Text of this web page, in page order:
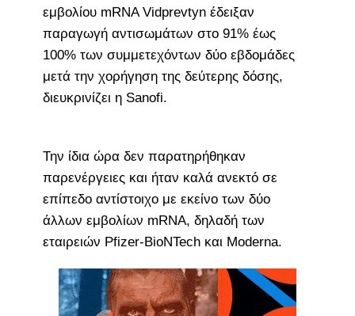
εμβολίου mRNA Vidprevtyn έδειξαν
παραγωγή αντισωμάτων στο 91% έως
100% των συμμετεχόντων δύο εβδομάδες
μετά την χορήγηση της δεύτερης δόσης,
διευκρινίζει η Sanofi.
Την ίδια ώρα δεν παρατηρήθηκαν
παρενέργειες και ήταν καλά ανεκτό σε
επίπεδο αντίστοιχο με εκείνο των δύο
άλλων εμβολίων mRNA, δηλαδή των
εταιρειών Pfizer-BioNTech και Moderna.